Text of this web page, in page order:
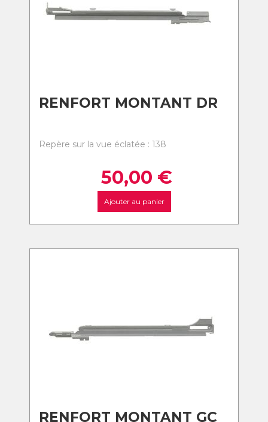
RENFORT MONTANT DR
Repère sur la vue éclatée : 138
50,00 €
Ajouter au panier
RENFORT MONTANT GC